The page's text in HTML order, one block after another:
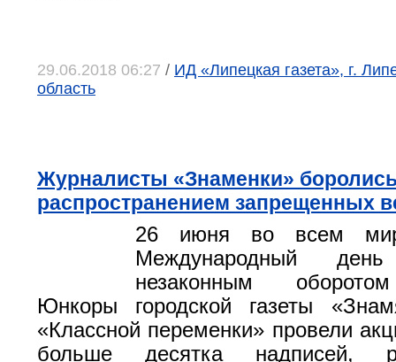
29.06.2018 06:27 / ИД «Липецкая газета», г.
область
Журналисты «Знаменки»
распространением запрещенных
26 июня во всем
Международный
незаконным
Юнкоры городской газеты
«Классной переменки» провели
больше десятка надписей,